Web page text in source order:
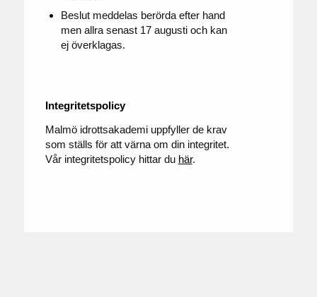
Beslut meddelas berörda efter hand
men allra senast 17 augusti och kan
ej överklagas.
Integritetspolicy
Malmö idrottsakademi uppfyller de krav
som ställs för att värna om din integritet.
Vår integritetspolicy hittar du här.